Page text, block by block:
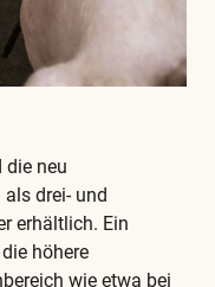
die neu
drei- und
erhältlich. Ein
höhere
wie etwa bei